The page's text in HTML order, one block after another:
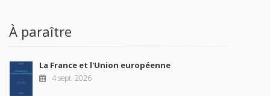
À paraître
La France et l'Union européenne
4 sept. 2026